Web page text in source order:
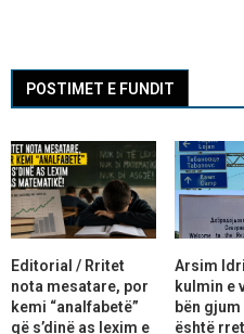
POSTIMET E FUNDIT
Editorial / Rritet
nota mesatare, por
kemi “analfabetë”
që s’dinë as lexim e
Arsim
kulmin e
bën
është